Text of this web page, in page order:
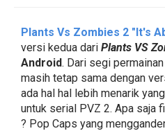
Plants Vs Zombies 2 "It's
versi kedua dari Plants VS
Android. Dari segi
masih tetap sama dengan
ada hal hal lebih menarik
untuk serial PVZ 2. Apa saja
? Pop Caps yang